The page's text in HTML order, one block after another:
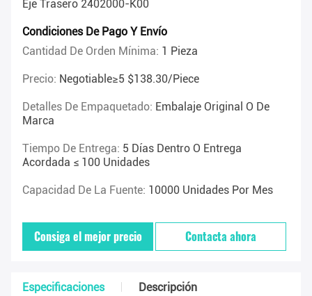
Eje Trasero 2402000-K00
Condiciones De Pago Y Envío
Cantidad De Orden Mínima: 1 Pieza
Precio: Negotiable≥5 $138.30/piece
Detalles De Empaquetado: Embalaje Original O De
Marca
Tiempo De Entrega: 5 Días Dentro O Entrega
Acordada ≤ 100 Unidades
Capacidad De La Fuente: 10000 Unidades Por Mes
Consiga el mejor precio Contacta ahora
Especificaciones Descripción